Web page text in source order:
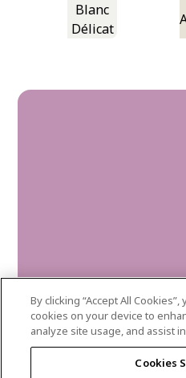
Blanc
Délicat
By clicking “Accept All
cookies on your device to
analyze site usage, and assist
Cookies